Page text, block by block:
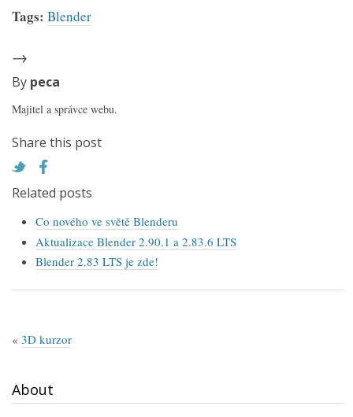
Tags: Blender
→
By peca
Majitel a správce webu.
Share this post
Related posts
Co nového ve světě Blenderu
Aktualizace Blender 2.90.1 a 2.83.6 LTS
Blender 2.83 LTS je zde!
« 3D kurzor
About